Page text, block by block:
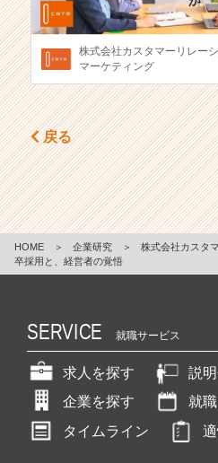
戻る
HOME ＞ 企業研究 ＞
株式会社カスタ
卒採用と、経営者の覚悟
SERVICE 就職サービス
求人を探す
説
企業を探す
就
タイムライン